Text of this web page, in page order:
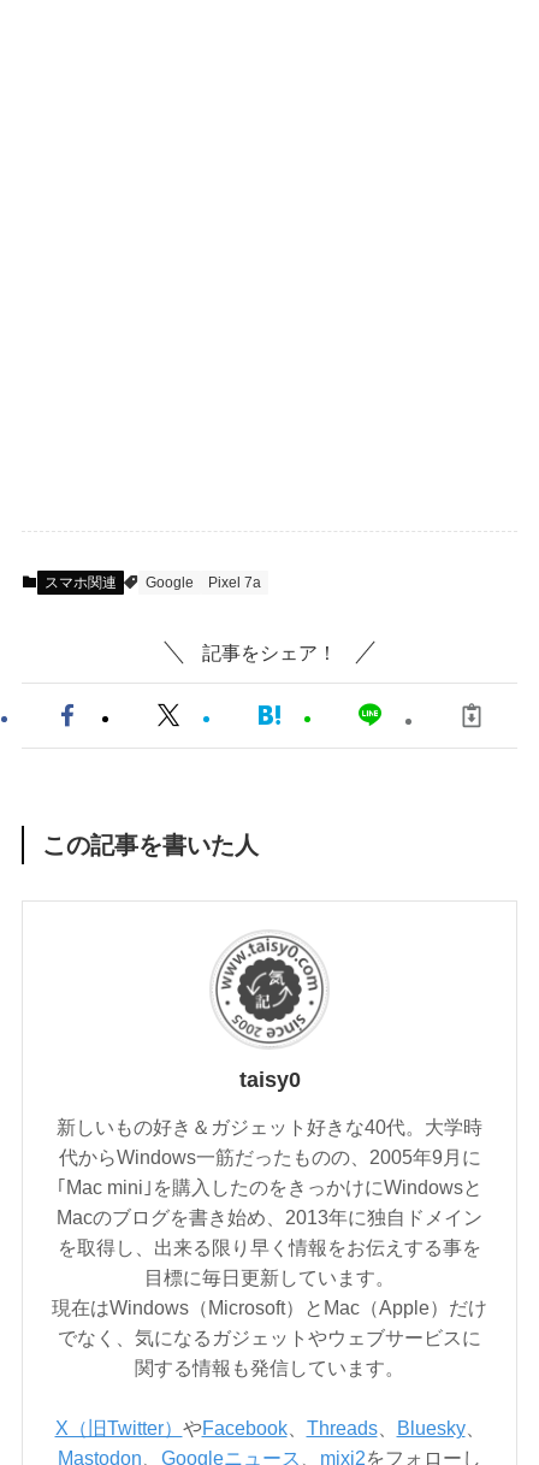
スマホ関連 Google Pixel 7a
記事をシェア！
この記事を書いた人
taisy0
新しいもの好き＆ガジェット好きな40代。大学時
代からWindows一筋だったものの、2005年9月に
｢Mac mini｣を購入したのをきっかけにWindowsと
Macのブログを書き始め、2013年に独自ドメイン
を取得し、出来る限り早く情報をお伝えする事を
目標に毎日更新しています。
現在はWindows（Microsoft）とMac（Apple）だけ
でなく、気になるガジェットやウェブサービスに
関する情報も発信しています。
X（旧Twitter） やFacebook、 Threads、 Bluesky、
Mastodon
Googleニュース mixi2をフォローし